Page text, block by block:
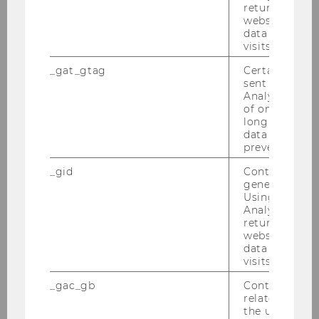
Terminal reservieren
Sondersammlungen
returning
website and
data from
visits.
_gat_gtag
Certain data
sent to
Analytics a
of once per
long as it is
data
prevented.
_gid
Contains a
generated
Using this
Analytics can
returning
website and
data from
visits.
_gac_gb
Contains
related
the user. If